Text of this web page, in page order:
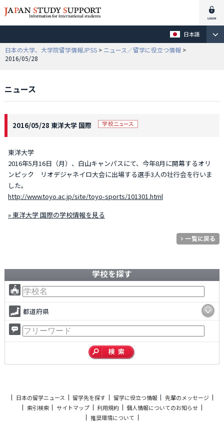
日本語
日本の大学、大学院留学情報JPSS > ニュース／留学に役立つ情報 >
2016/05/28
ニュース
2016/05/28 東洋大学 国際
東洋大学
2016年5月16日（月）、白山キャンパスにて、今年8月に開幕するオリ
ンピック リオデジャネイロ大会に出場する選手3人の壮行会を行いま
した。
http://www.toyo.ac.jp/site/toyo-sports/101301.html
» 東洋大学 国際の学校情報を見る
学校を探す
都道府県
日本の留学ニュース 留学先を探す 留学に役立つ情報
先輩のメッセージ
索引検索
サイトマップ 利用規約
個人情報についてのお知らせ
推奨環境について